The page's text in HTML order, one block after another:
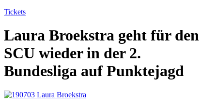
Tickets
Laura Broekstra geht für den
SCU wieder in der 2.
Bundesliga auf Punktejagd